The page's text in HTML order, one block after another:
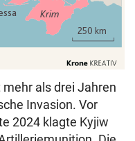
als drei Jahren
Invasion. Vor
2024 klagte Kyjiw